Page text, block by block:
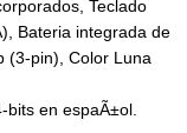
Teclado
Bateria integrada de
(3-pin), Color Luna
en espaÃ±ol.